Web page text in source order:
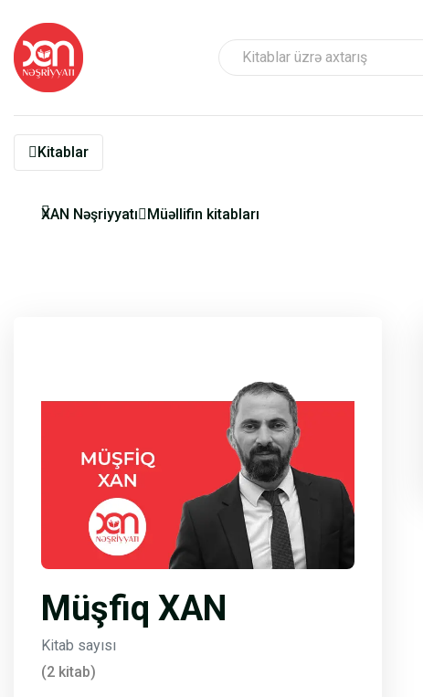
Kitablar
XAN Nəşriyyatı Müəllifin kitabları
Müşfiq XAN
Kitab sayısı
(2 kitab)